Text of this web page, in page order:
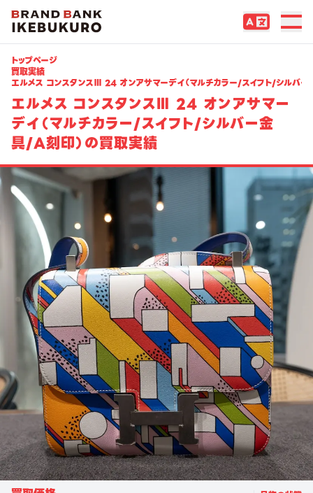
トップページ
買取実績
エルメス コンスタンスⅢ 24 オンアサマーデイ（マルチカラー/スイフト/シルバ
エルメス コンスタンスⅢ 24 オンアサマー
デイ（マルチカラー/スイフト/シルバー金
具/A刻印）の買取実績